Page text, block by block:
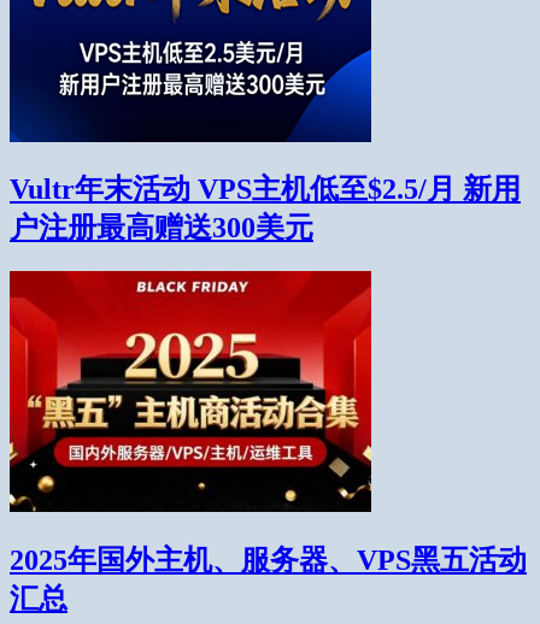
Vultr年末活动 VPS主机低至$2.5/月 新用
户注册最高赠送300美元
2025年国外主机、服务器、VPS黑五活动
汇总